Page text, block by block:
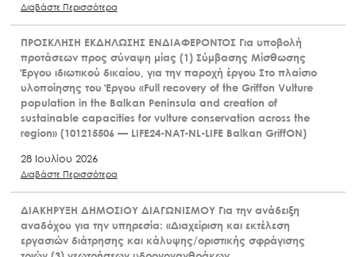
Διαβάστε Περισσότερα
ΠΡΟΣΚΛΗΣΗ ΕΚΔΗΛΩΣΗΣ ΕΝΔΙΑΦΕΡΟΝΤΟΣ Για υποβολή
προτάσεων προς σύναψη μίας (1) Σύμβασης Μίσθωσης
Έργου ιδιωτικού δικαίου, για την παροχή έργου Στο πλαίσιο
υλοποίησης του Έργου «Full recovery of the Griffon Vulture
population in the Balkan Peninsula and creation of
sustainable capacities for vulture conservation across the
region» (101215506 — LIFE24-NAT-NL-LIFE Balkan GriffON)
28 Ιουλίου 2026
Διαβάστε Περισσότερα
ΔΙΑΚΗΡΥΞΗ ΔΗΜΟΣΙΟΥ ΔΙΑΓΩΝΙΣΜΟΥ Για την ανάδειξη
αναδόχου για την υπηρεσία: «Διαχείριση και εκτέλεση
εργασιών διάτρησης και κάλυψης/οριστικής σφράγισης